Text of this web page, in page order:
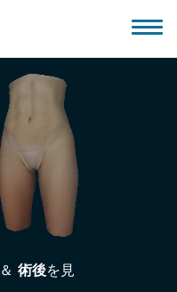
＆ 術後を見